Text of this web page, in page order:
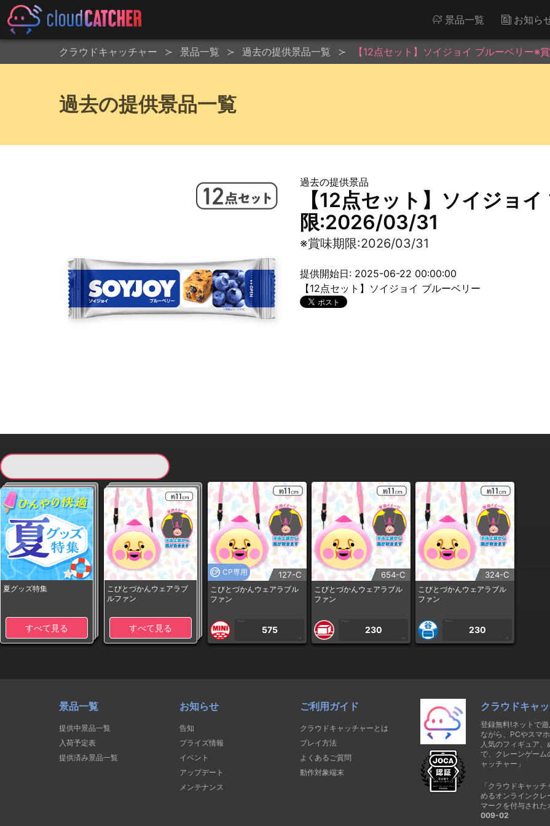
景品一覧 お知ら
クラウドキャッチャー 景品一覧 過去の提供景品一覧 【12点セット】ソイジョイ ブルーベリー※
過去の提供景品一覧
過去の提供景品
【12点セット】ソイジョ
限:2026/03/31
※賞味期限:2026/03/31
提供開始日: 2025-06-22 00:00:00
【12点セット】ソイジョイ ブルーベリー
夏グッズ特集
すべて見る
こびとづかんウェアラブ
ルファン
すべて見る
CP専用 127-C
こびとづかんウェアラブル
ファン
1PLAY
575
CP
654-C
こびとづかんウェアラブル
ファン
1PLAY
230
CP
324-C
こびとづかんウェアラブル
ファン
1PLAY
230
CP
景品一覧
提供中景品一覧
入荷予定表
提供済み景品一覧
お知らせ
告知
プライズ情報
イベント
アップデート
メンテナンス
ご利用ガイド
クラウドキャッチャーとは
プレイ方法
よくあるご質問
動作対象端末
クラウドキャ
登録無料!ネットで
ながら、PCやスマ
人気のフィギュア
で、クレーンゲー
ャッチャー」
「クラウドキャッ
めるオンラインクレ
マークを付与された
009-02